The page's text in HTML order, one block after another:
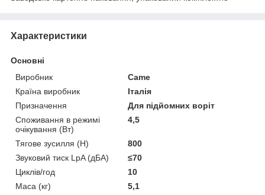
Характеристики
Основні
Виробник
Came
Країна виробник
Італія
Призначення
Для підйомних воріт
Споживання в режимі
очікування (Вт)
4,5
Тягове зусилля (Н)
800
Звуковий тиск LpA (дБА)
≤70
Циклів/год
10
Маса (кг)
5,1